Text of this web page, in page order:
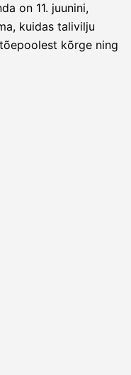
on 11. juunini,
kuidas talivilju
kõrge ning